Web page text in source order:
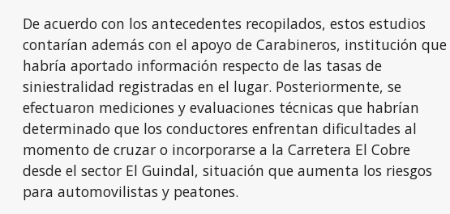
De acuerdo con los antecedentes recopilados, estos estudios
contarían además con el apoyo de Carabineros, institución que
habría aportado información respecto de las tasas de
siniestralidad registradas en el lugar. Posteriormente, se
efectuaron mediciones y evaluaciones técnicas que habrían
determinado que los conductores enfrentan dificultades al
momento de cruzar o incorporarse a la Carretera El Cobre
desde el sector El Guindal, situación que aumenta los riesgos
para automovilistas y peatones.